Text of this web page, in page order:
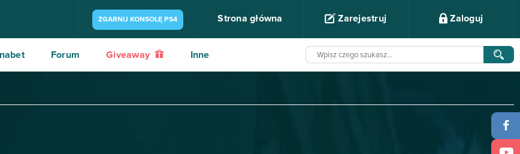
ZGARNIJ KONSOLĘ PS4 Strona główna Zarejestruj Zaloguj
Forum Giveaway Inne